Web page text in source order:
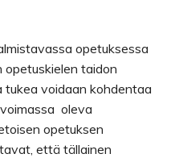
opetuksessa
opetuskielen taidon
voidaan kohdentaa
oleva
opetuksen
että tällainen